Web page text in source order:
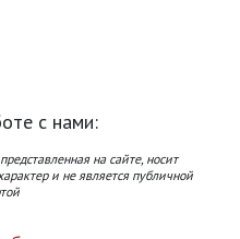
с нами:
на сайте, носит
и не является публичной